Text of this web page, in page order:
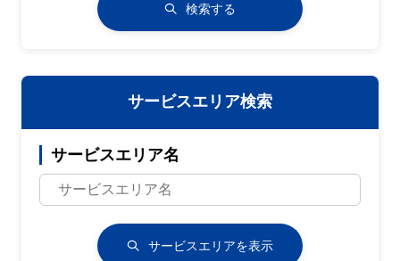
検索する
サービスエリア検索
サービスエリア名
サービスエリアを表示